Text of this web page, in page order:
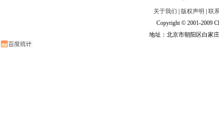
关于我们 版权声明
联
Copyright © 2001-2009
地址：北京市朝阳区白家